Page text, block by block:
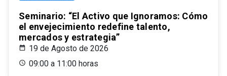
Seminario: “El Activo que Ignoramos: Cómo
el envejecimiento redefine talento,
mercados y estrategia”
19 de Agosto de 2026
09:00 a 11:00 horas